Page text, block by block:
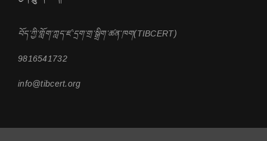
བོད་ཀྱི་གློག་ཀླད་ཛ་དྲག་གྲ་སྒྲིག་ཚན་ཁག(TIBCERT)
9816541732
info@tibcert.org